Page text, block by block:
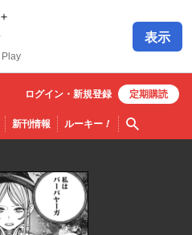
表示
新刊情報 ルーキー！ 検索
ログイン・ 新規登録 定期購読